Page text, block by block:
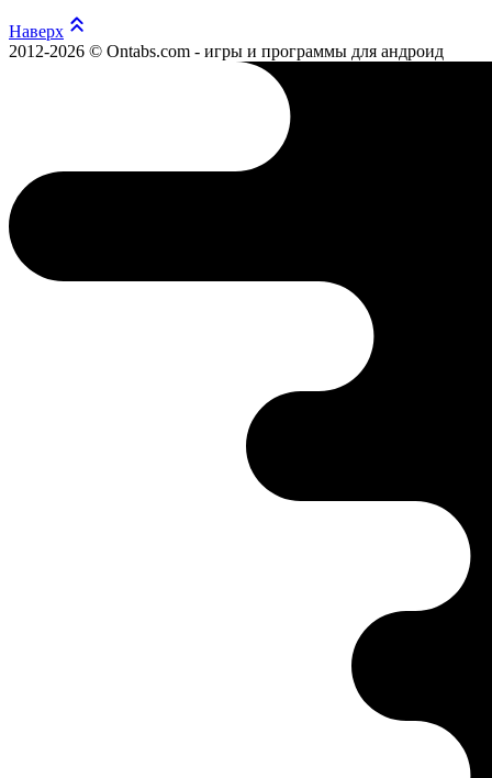
Наверх
2012-2026 © Ontabs.com - игры и программы для андроид